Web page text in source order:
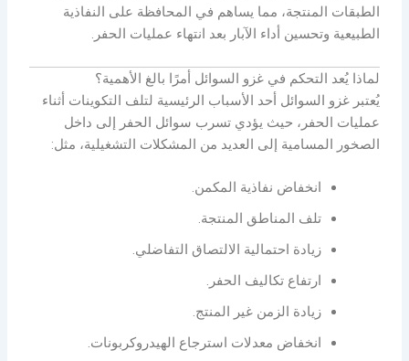
الطبقات المنتجة، مما يساهم في المحافظة على النفاذية
الطبيعية وتحسين أداء الآبار بعد انتهاء عمليات الحفر.
لماذا يُعد التحكم في غزو السوائل أمرًا بالغ الأهمية؟
يُعتبر غزو السوائل أحد الأسباب الرئيسية لتلف التكوينات أثناء
عمليات الحفر، حيث يؤدي تسرب سوائل الحفر إلى داخل
الصخور المسامية إلى العديد من المشكلات التشغيلية، مثل:
انخفاض نفاذية المكمن.
تلف المناطق المنتجة.
زيادة احتمالية الالتصاق التفاضلي.
ارتفاع تكاليف الحفر.
زيادة الزمن غير المنتج.
انخفاض معدلات استرجاع الهيدروكربونات.